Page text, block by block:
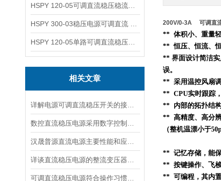
相关文章
200V/0-3A 可调直
** 体积小、重量
** 恒压、恒流、
** 界面设计简洁
误。
** 采用温控风扇
** CPU实时跟踪
** 内部的拓扑结
** 高精度、高分
（整机温漂小于
** 记忆存储，能
** 按键操作、飞
** 可编程，其内